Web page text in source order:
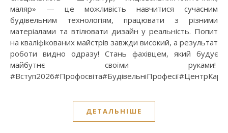
маляр» — це можливість навчитися сучасним
будівельним технологіям, працювати з різними
матеріалами та втілювати дизайн у реальність. Попит
на кваліфікованих майстрів завжди високий, а результат
роботи видно одразу! Стань фахівцем, який будує
майбутнє своїми руками!
ДЕТАЛЬНІШЕ